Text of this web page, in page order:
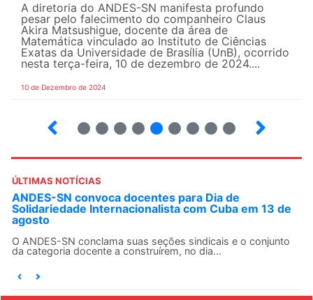
A diretoria do ANDES-SN manifesta profundo
pesar pelo falecimento do companheiro Claus
Akira Matsushigue, docente da área de
Matemática vinculado ao Instituto de Ciências
Exatas da Universidade de Brasília (UnB), ocorrido
nesta terça-feira, 10 de dezembro de 2024....
10 de Dezembro de 2024
ÚLTIMAS NOTÍCIAS
ANDES-SN convoca docentes para Dia de
Solidariedade Internacionalista com Cuba em 13 de
agosto
O ANDES-SN conclama suas seções sindicais e o conjunto
da categoria docente a construírem, no dia...